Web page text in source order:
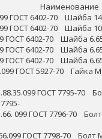
ГОСТ 6402-70 Шайба
ГОСТ 6402-70 Шайба
6402-70 Шайба
6402-70 Шайба
6402-70 Шайба
ГОСТ 5927-70 Гайка
ГОСТ 7795-70
099 ГОСТ 7796-70 Болт
ГОСТ 7798-70 Болт